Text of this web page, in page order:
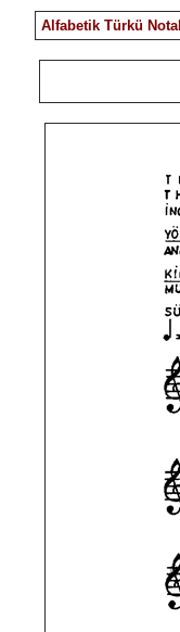
Alfabetik Türkü